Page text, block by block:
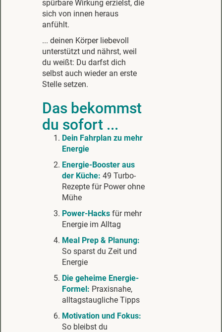
spürbare Wirkung erzielst, die
sich von innen heraus
anfühlt.
... deinen Körper liebevoll
unterstützt und nährst, weil
du weißt: Du darfst dich
selbst auch wieder an erste
Stelle setzen.
Das bekommst
du sofort ...
Dein Fahrplan zu mehr
Energie
Energie-Booster aus
der Küche: 49 Turbo-
Rezepte für Power ohne
Mühe
Power-Hacks für mehr
Energie im Alltag
Meal Prep & Planung:
So sparst du Zeit und
Energie
Die geheime Energie-
Formel: Praxisnahe,
alltagstaugliche Tipps
Motivation und Fokus:
So bleibst du